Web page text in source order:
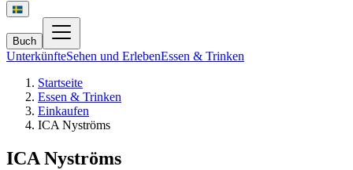
Buch
UnterkünfteSehen und ErlebenEssen & Trinken
Startseite
Essen & Trinken
Einkaufen
ICA Nyströms
ICA Nyströms